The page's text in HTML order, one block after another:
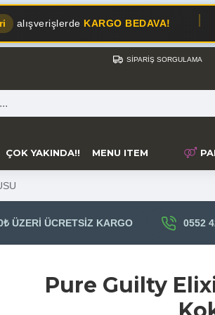
KARGO BEDAVA! ✨ Yeni
SIPARIŞ SORGULAMA
ÇOK YAKINDA!! MENU ITEM
ÜZERI ÜCRETSIZ KARGO 0552
Pure Guilty